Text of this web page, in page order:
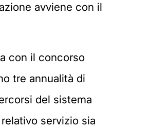
avviene con il
con il concorso
tre annualità di
del sistema
servizio sia